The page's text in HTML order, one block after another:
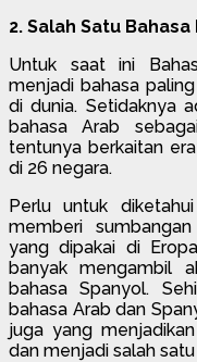
2. Salah Satu
Untuk saat ini
menjadi bahasa
di dunia. Setidaknya
bahasa Arab
tentunya berkaitan
di 26 negara.
Perlu untuk
memberi
yang dipakai di
banyak mengambil
bahasa Spanyol.
bahasa Arab dan
juga yang
dan menjadi salah